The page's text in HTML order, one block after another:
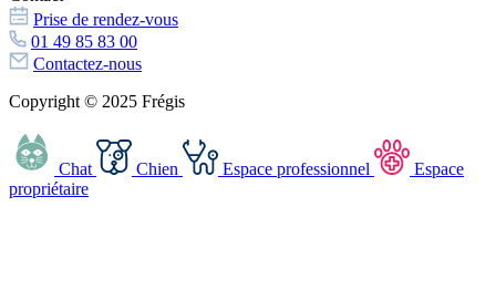
Prise de rendez-vous
01 49 85 83 00
Contactez-nous
Copyright © 2025 Frégis
Chat Chien Espace professionnel
Espace
propriétaire